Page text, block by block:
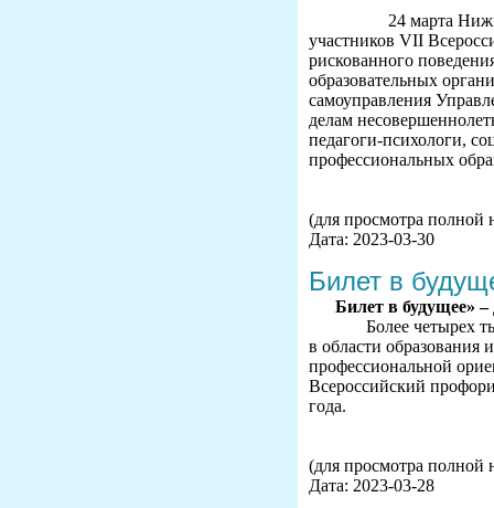
24 марта
участников VII
рискованного
образовательных
самоуправления
делам
педагоги-психологи,
профессиональных
(для просмотра полной
Дата: 2023-03-30
Билет в
Билет в будущее»
Более четырех
в области образования
профессиональной
Всероссийский
года.
(для просмотра полной
Дата: 2023-03-28